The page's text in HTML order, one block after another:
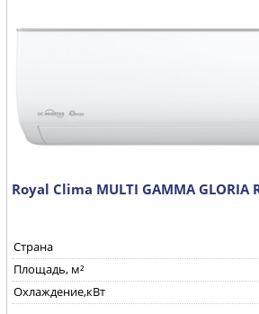
Royal Clima MULTI GAMMA GLORIA
Страна
Площадь, м²
Охлаждение,кВт